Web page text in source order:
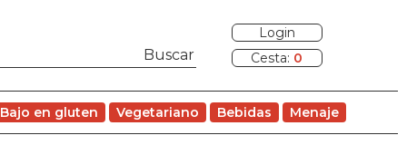
Login
Cesta: 0
Bajo en gluten Vegetariano Bebidas Menaje